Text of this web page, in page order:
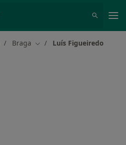
Braga Mudar de cidade
Luís Figueiredo